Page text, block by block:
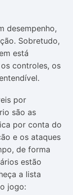
desempenho,
Sobretudo,
está
controles, os
por
são as
por conta do
e os ataques
de forma
estão
a lista
jogo: